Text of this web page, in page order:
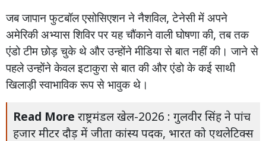
जबजापानफुटबॉलएसोसिएशननेनैशविल,टेनेसीमेंअपने
अमेरिकीअभ्यासशिविरपरयहचौंकानेवालीघोषणाकी,तबतक
एंडोटीमछोड़चुके थेऔरउन्होंनेमीडियासेबातनहींकी। जानेसे
पहलेउन्होंनेकेवलइटाकुरासेबातकीऔरएंडोकेकईसाथी
खिलाड़ीस्वाभाविकरूपसेभावुक थे।
Read More राष्ट्रमंडल खेल-2026 : गुलवीर सिंह ने पांच
हजार मीटर दौड़ में जीता कांस्य पदक, भारत को एथलेटिक्स